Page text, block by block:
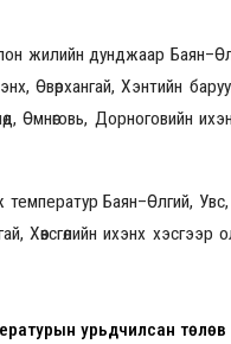
жилийн дунджаар
Өвөрхангай, Хэнтийн
Өмнөговь, Дорноговийн
Баян–Өлгий,
Хөвсгөлийн ихэнх
урьдчилсан төлөв